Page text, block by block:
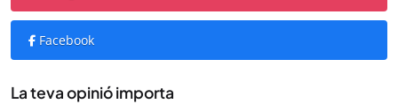
Facebook
La teva opinió importa